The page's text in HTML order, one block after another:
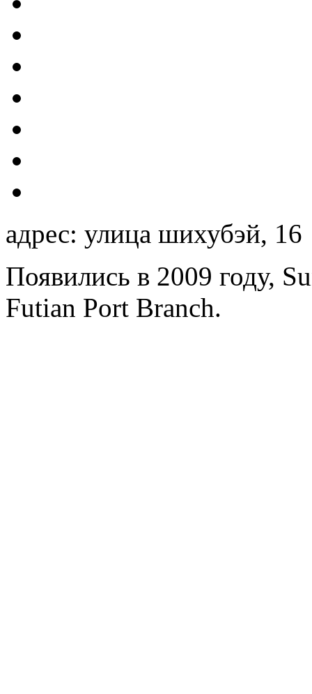
адрес: улица шихубэй, 16
Появились в 2009 году,
Futian Port Branch.